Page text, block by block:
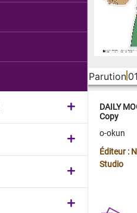
Parution
DAILY
Copy
o-okun
Éditeur :
Studio